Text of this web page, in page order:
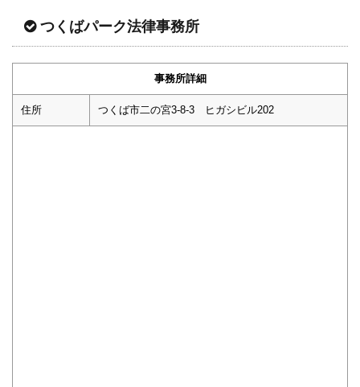
つくばパーク法律事務所
事務所詳細
住所 つくば市二の宮3-8-3 ヒガシビル202